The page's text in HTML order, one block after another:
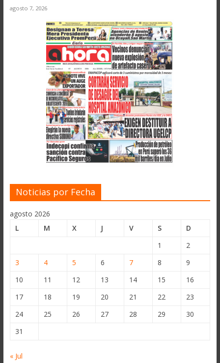
agosto 7, 2026
Noticias por Fecha
agosto 2026
L
M X J V S
D
1
2
3
4 5 6 7 8
9
10
11 12 13 14 15
16
17
18 19 20 21 22
23
24
25 26 27 28 29
30
31
« Jul